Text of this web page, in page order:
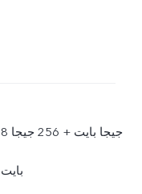
8 جيجا بايت + 256 جيجا
بايت